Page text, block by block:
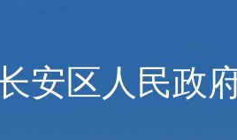
安区人民政